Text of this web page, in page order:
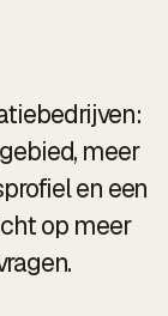
meer
en een
op meer